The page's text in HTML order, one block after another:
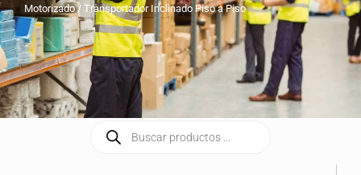
Motorizado/ Transportador Inclinado Piso a Piso